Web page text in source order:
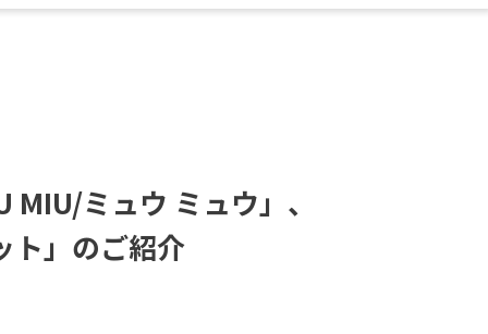
MIU/ミ ュウ ミ ュウ 」 、
ト 」 のご紹介